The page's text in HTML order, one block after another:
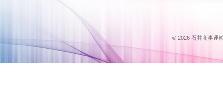
© 2026 石井商事運